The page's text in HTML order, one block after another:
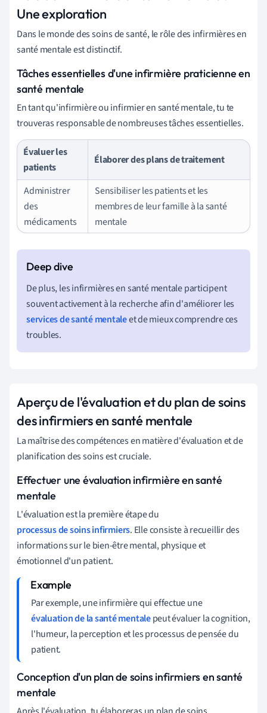
Une exploration
Dans le monde des soins de santé, le rôle des infirmières en
santé mentale est distinctif.
Tâches essentielles d'une infirmière praticienne en
santé mentale
En tant qu'infirmière ou infirmier en santé mentale, tu te
trouveras responsable de nombreuses tâches essentielles.
Évaluer les
patients
Élaborer des plans de traitement
Administrer
des
médicaments
Sensibiliser les patients et les
membres de leur famille à la santé
mentale
De plus, les infirmières en santé mentale participent
souvent activement à la recherche afin d'améliorer les
services de santé mentaleet de mieux comprendre ces
troubles.
Aperçu de l'évaluation et du plan de soins
des infirmiers en santé mentale
La maîtrise des compétences en matière d'évaluation et de
planification des soins est cruciale.
Effectuer une évaluation infirmière en santé
mentale
L'évaluation est la première étape du
processus de soins infirmiers. Elle consiste à recueillir des
informations sur le bien-être mental, physique et
émotionnel d'un patient.
Par exemple, une infirmière qui effectue une
évaluation de la santé mentalepeut évaluer la cognition,
l'humeur, la perception et les processus de pensée du
patient.
Conception d'un plan de soins infirmiers en santé
mentale